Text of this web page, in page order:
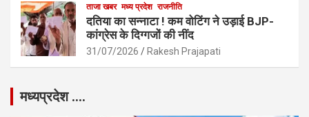
ताजा खबर मध्य प्रदेश राजनीति
दतिया का सन्नाटा ! कम वोटिंग ने उड़ाई BJP-
कांग्रेस के दिग्गजों की नींद
31/07/2026 Rakesh Prajapati
मध्यप्रदेश ….